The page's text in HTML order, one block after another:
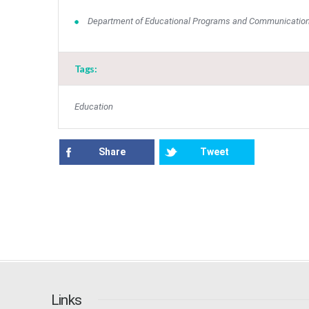
Department of Educational Programs and
Tags:
Education
Share Tweet
Links